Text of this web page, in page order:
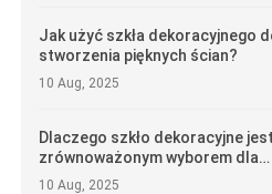
Jak użyć szkła dekoracyjnego
stworzenia pięknych ścian?
10 Aug, 2025
Dlaczego szkło dekoracyjne jest
zrównoważonym wyborem dla
projektowania wnętrz?
10 Aug, 2025